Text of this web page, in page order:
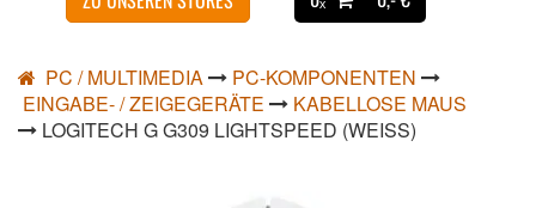
PC / MULTIMEDIA
PC-KOMPONENTEN
EINGABE- / ZEIGEGERÄTE
KABELLOSE MAUS
LOGITECH G G309 LIGHTSPEED (WEISS)